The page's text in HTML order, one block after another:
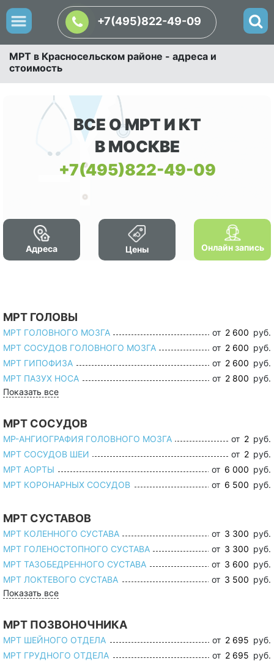
+7(495)822-49-09
МРТ в Красносельском районе - адреса и
стоимость
ВСЕ О МРТ И КТ
В МОСКВЕ
+7(495)822-49-09
Адреса Цены Онлайн запись
МРТ ГОЛОВЫ
МРТ ГОЛОВНОГО МОЗГА от 2 600 руб.
МРТ СОСУДОВ ГОЛОВНОГО МОЗГА
от 2 600 руб.
МРТ ГИПОФИЗА
от 2 600 руб.
МРТ ПАЗУХ НОСА
от 2 800 руб.
Показать все
МРТ СОСУДОВ
МР-АНГИОГРАФИЯ ГОЛОВНОГО МОЗГА от 2 руб.
МРТ СОСУДОВ ШЕИ
от 2 руб.
МРТ АОРТЫ
от 6 000 руб.
МРТ КОРОНАРНЫХ СОСУДОВ
от 6 500 руб.
МРТ СУСТАВОВ
МРТ КОЛЕННОГО СУСТАВА от 3 300 руб.
МРТ ГОЛЕНОСТОПНОГО СУСТАВА
от 3 300 руб.
МРТ ТАЗОБЕДРЕННОГО СУСТАВА
от 3 600 руб.
МРТ ЛОКТЕВОГО СУСТАВА
от 3 500 руб.
Показать все
МРТ ПОЗВОНОЧНИКА
МРТ ШЕЙНОГО ОТДЕЛА от 2 695 руб.
МРТ ГРУДНОГО ОТДЕЛА
от 2 695 руб.